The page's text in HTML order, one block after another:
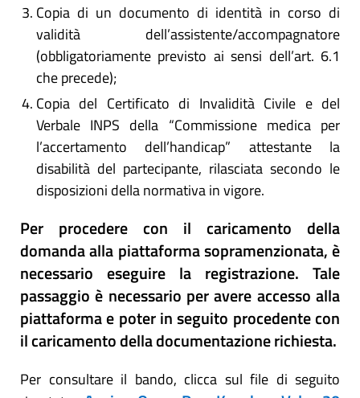
Copia di un documento di identità in corso di
validità dell’assistente/accompagnatore
(obbligatoriamente previsto ai sensi dell’art. 6.1
che precede);
Copia del Certificato di Invalidità Civile e del
Verbale INPS della “Commissione medica per
l’accertamento dell’handicap” attestante la
disabilità del partecipante, rilasciata secondo le
disposizioni della normativa in vigore.
Per procedere con il caricamento della
domanda alla piattaforma sopramenzionata, è
necessario eseguire la registrazione. Tale
passaggio è necessario per avere accesso alla
piattaforma e poter in seguito procedente con
il caricamento della documentazione richiesta.
Per consultare il bando, clicca sul file di seguito